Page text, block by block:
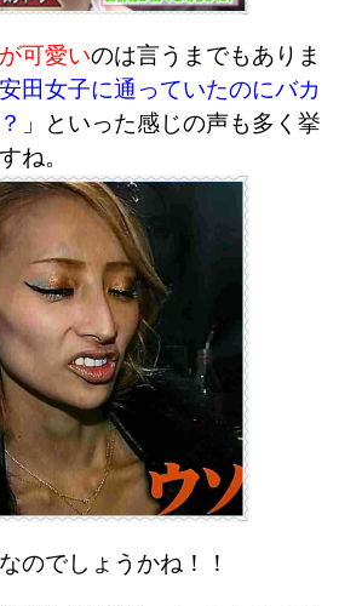
可愛いのは言うまでもありま
安田女子に通っていたのにバカ
」といった感じの声も多く挙
ね。
のでしょうかね！！